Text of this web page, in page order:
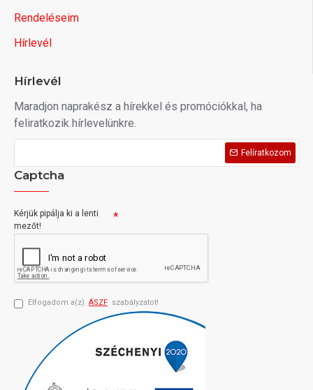
Rendeléseim
Hírlevél
Hírlevél
Maradjon naprakész a hírekkel és promóciókkal, ha
feliratkozik hírlevelünkre.
Felíratkozom
Captcha
Kérjük pipálja ki a lenti
mezőt!
Elfogadom a(z) ÁSZF szabályzatot!